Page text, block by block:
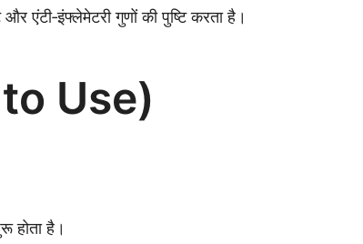
एंटी‑इंफ्लेमेटरी गुणों की पुष्टि करता है।
to Use)
होता है।